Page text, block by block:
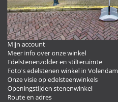
Mijn account
Meer info over onze winkel
Edelstenenzolder en stilteruimte
Foto's edelstenen winkel in Volendam
Onze visie op edelsteenwinkels
Openingstijden stenenwinkel
Route en adres